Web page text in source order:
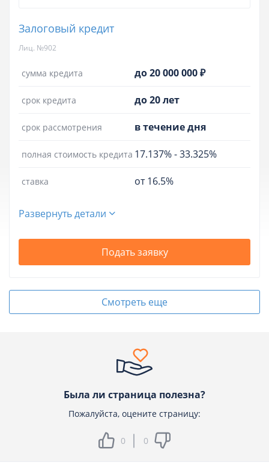
Залоговый кредит
Лиц. №902
сумма кредита до 20 000 000 ₽
срок кредита до 20 лет
срок рассмотрения в течение дня
полная стоимость кредита 17.137%-33.325%
ставка от 16.5%
Развернуть детали
Подать заявку
Смотреть еще
Была ли страница полезна?
Пожалуйста, оцените страницу:
0 0